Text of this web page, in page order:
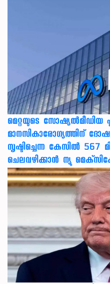
മെറ്റയുടെ സോഷ്യല്‍മീഡിയ
മാനസികാരോഗ്യത്തിന്
സൃഷ്ടിച്ചെന്ന കേസില്‍ 567
ചെലവഴിക്കാന്‍ ന്യൂ